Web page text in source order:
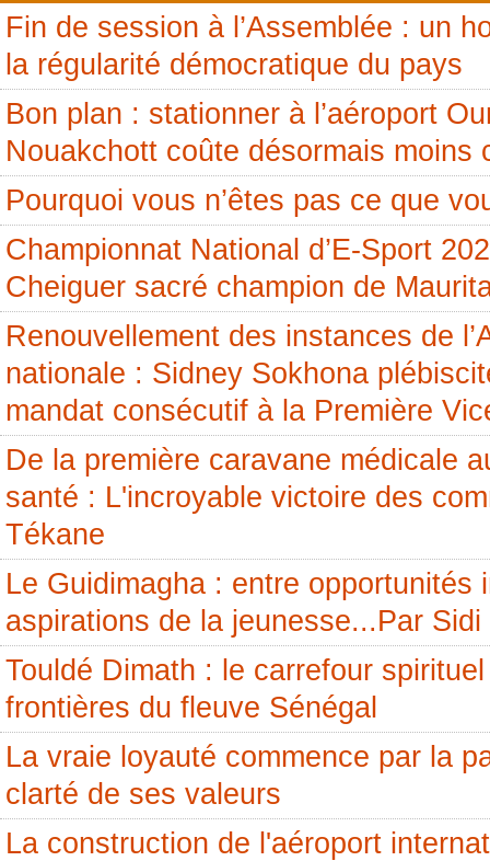
Fin de session à l’Assemblée : un
la régularité démocratique du pays
Bon plan : stationner à l’aéroport
Nouakchott coûte désormais moins
Pourquoi vous n’êtes pas ce que
Championnat National d’E-Sport
Cheiguer sacré champion de
Renouvellement des instances de
nationale : Sidney Sokhona
mandat consécutif à la Première
De la première caravane médicale
santé : L'incroyable victoire des
Tékane
Le Guidimagha : entre opportunités
aspirations de la jeunesse...Par
Touldé Dimath : le carrefour
frontières du fleuve Sénégal
La vraie loyauté commence par la
clarté de ses valeurs
La construction de l'aéroport